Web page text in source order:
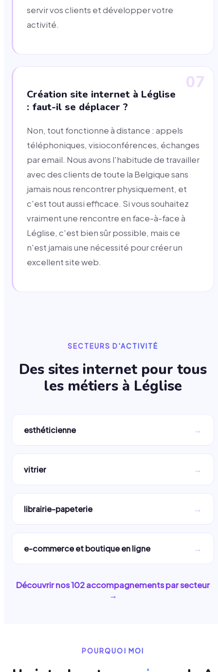
servir vos clients et développer votre
activité.
07
Création site internet à Léglise
: faut-il se déplacer ?
Non, tout fonctionne à distance : appels
téléphoniques, visioconférences, échanges
par email. Nous avons l'habitude de travailler
avec des clients de toute la Belgique sans
jamais nous rencontrer physiquement, et
c'est tout aussi efficace. Si vous souhaitez
vraiment une rencontre en face-à-face à
Léglise, c'est bien sûr possible, mais ce
n'est jamais une nécessité pour créer un
excellent site web.
SECTEURS D'ACTIVITÉ
Des sites internet pour tous
les métiers à Léglise
esthéticienne →
vitrier →
librairie-papeterie →
e-commerce et boutique en ligne →
Découvrir nos102accompagnements par secteur
→
POURQUOI MOI